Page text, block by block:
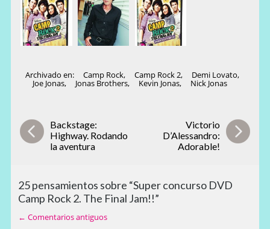
Archivado en: Camp Rock, Camp Rock 2, Demi Lovato,
Joe Jonas, Jonas Brothers, Kevin Jonas, Nick Jonas
Backstage:
Highway. Rodando
la aventura
Victorio
D’Alessandro:
Adorable!
25 pensamientos sobre “Super concurso DVD
Camp Rock 2. The Final Jam!!”
← Comentarios antiguos